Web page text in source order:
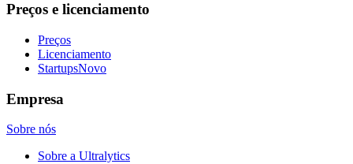
Preços e licenciamento
Preços
Licenciamento
StartupsNovo
Empresa
Sobre nós
Sobre a Ultralytics